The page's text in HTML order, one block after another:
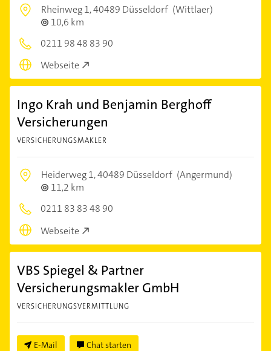
Rheinweg 1,40489 Düsseldorf (Wittlaer)
10,6 km
0211 98 48 83 90
Webseite
Ingo Krah und Benjamin Berghoff
Versicherungen
VERSICHERUNGSMAKLER
Heiderweg 1,40489 Düsseldorf (Angermund)
11,2 km
0211 83 83 48 90
Webseite
VBS Spiegel & Partner
Versicherungsmakler GmbH
VERSICHERUNGSVERMITTLUNG
E-Mail Chat starten